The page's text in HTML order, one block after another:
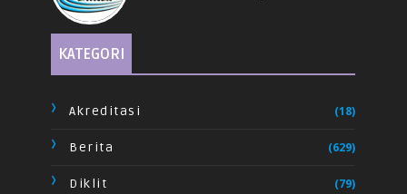
KATEGORI
Akreditasi (18)
Berita (629)
Diklit (79)